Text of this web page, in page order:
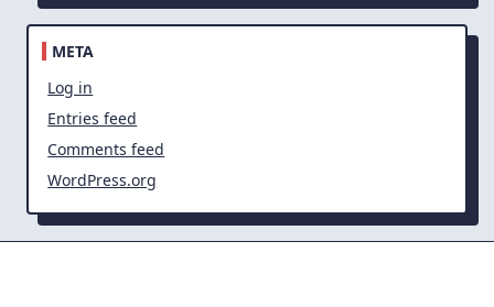
META
Log in
Entries feed
Comments feed
WordPress.org